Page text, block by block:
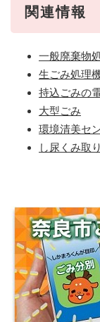
関連情報
一般廃棄物
生ごみ処理
持込ごみの
大型ごみ
環境清美セ
し尿くみ取